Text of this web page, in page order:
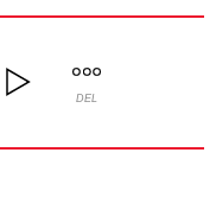
DEL